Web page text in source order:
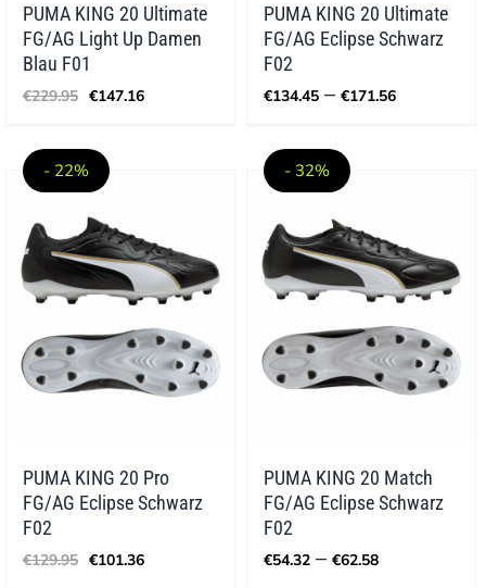
PUMA KING 20 Ultimate
FG/AG Light Up Damen
Blau F01
€229.95 Ursprünglicher
Preis
€229.95
€147.16Aktueller
PUMA KING 20 Ultimate
FG/AG Eclipse Schwarz
F02
€134.45 – €171.56
- 22%
PUMA KING 20 Pro
FG/AG Eclipse Schwarz
F02
€129.95 Ursprünglicher
€101.36Aktueller
- 32%
PUMA KING 20 Match
FG/AG Eclipse Schwarz
F02
€54.32 – €62.58